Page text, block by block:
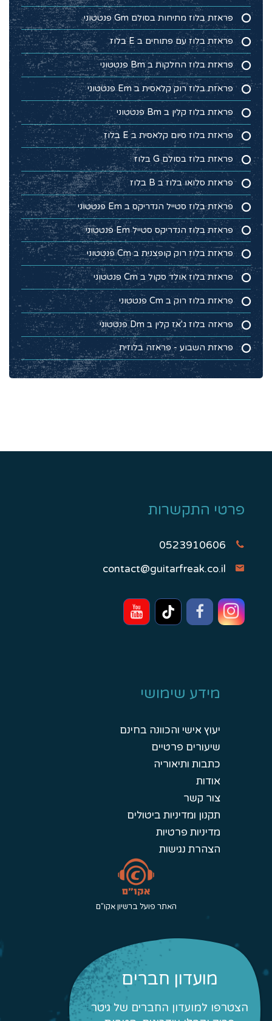
פראזת בלוז מתיחות בסולם Gm פנטטוני
פראזת בלוז עם פתוחים ב E בלוז
פראזת בלוז החלקות ב Bm פנטטוני
פראזת בלוז רוק קלאסית ב Em פנטטוני
פראזת בלוז קלין ב Bm פנטטוני
פראזת בלוז סיום קלאסית ב E בלוז
פראזת בלוז בסולם G בלוז
פראזת סלואו בלוז ב B בלוז
פראזת בלוז סטייל הנדריקס ב Em פנטטוני
פראזת בלוז הנדריקס סטייל Em פנטטוני
פראזת בלוז רוק קופצנית ב Cm פנטטוני
פראזת בלוז אולד סקול ב Cm פנטטוני
פראזת בלוז רוק ב Cm פנטטוני
פראזה בלוז ג'אז קלין ב Dm פנטטוני
פראזת השבוע - פראזה בלוזית
פרטי התקשרות
0523910606
contact@guitarfreak.co.il
מידע שימושי
יעוץ אישי והכוונה בחינם
שיעורים פרטיים
כתבות ותיאוריה
אודות
צור קשר
תקנון ומדיניות ביטולים
מדיניות פרטיות
הצהרת נגישות
האתר פועל ברשיון אקו"ם
מועדון חברים
הצטרפו למועדון החברים של גיטר